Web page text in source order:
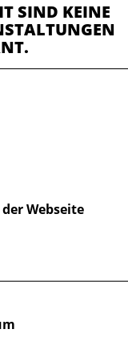
SIND KEINE
Webseite